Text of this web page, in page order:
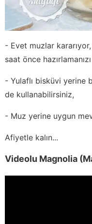
- Evet muzlar
saat önce
- Yulaflı bisküvi yerine
de kullanabilirsiniz,
- Muz yerine uygun
Afiyetle kalın...
Videolu Magnolia